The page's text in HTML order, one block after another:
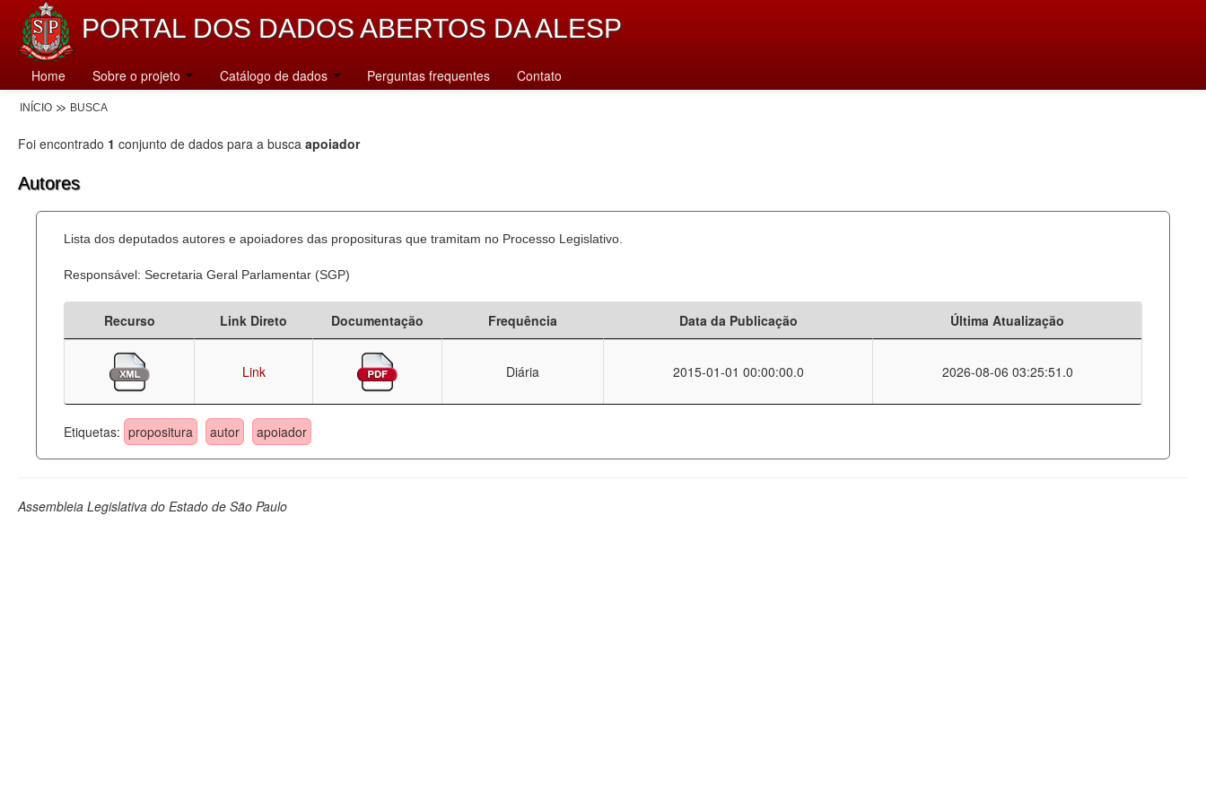
PORTAL DOS DADOS ABERTOS DA ALESP
Home Sobre o projeto Catálogo de dados Perguntas frequentes Contato
INÍCIO BUSCA
Foi encontrado 1 conjunto de dados para a busca apoiador
Autores
Lista dos deputados autores e apoiadores das proposituras que tramitam no Processo Legislativo.
Responsável: Secretaria Geral Parlamentar (SGP)
Recurso Link Direto Documentação Frequência Data da Publicação Última Atualização
Link Diária 2015-01-01 00:00:00.0 2026-08-06 03:25:51.0
Etiquetas: propositura autor apoiador
Assembleia Legislativa do Estado de São Paulo